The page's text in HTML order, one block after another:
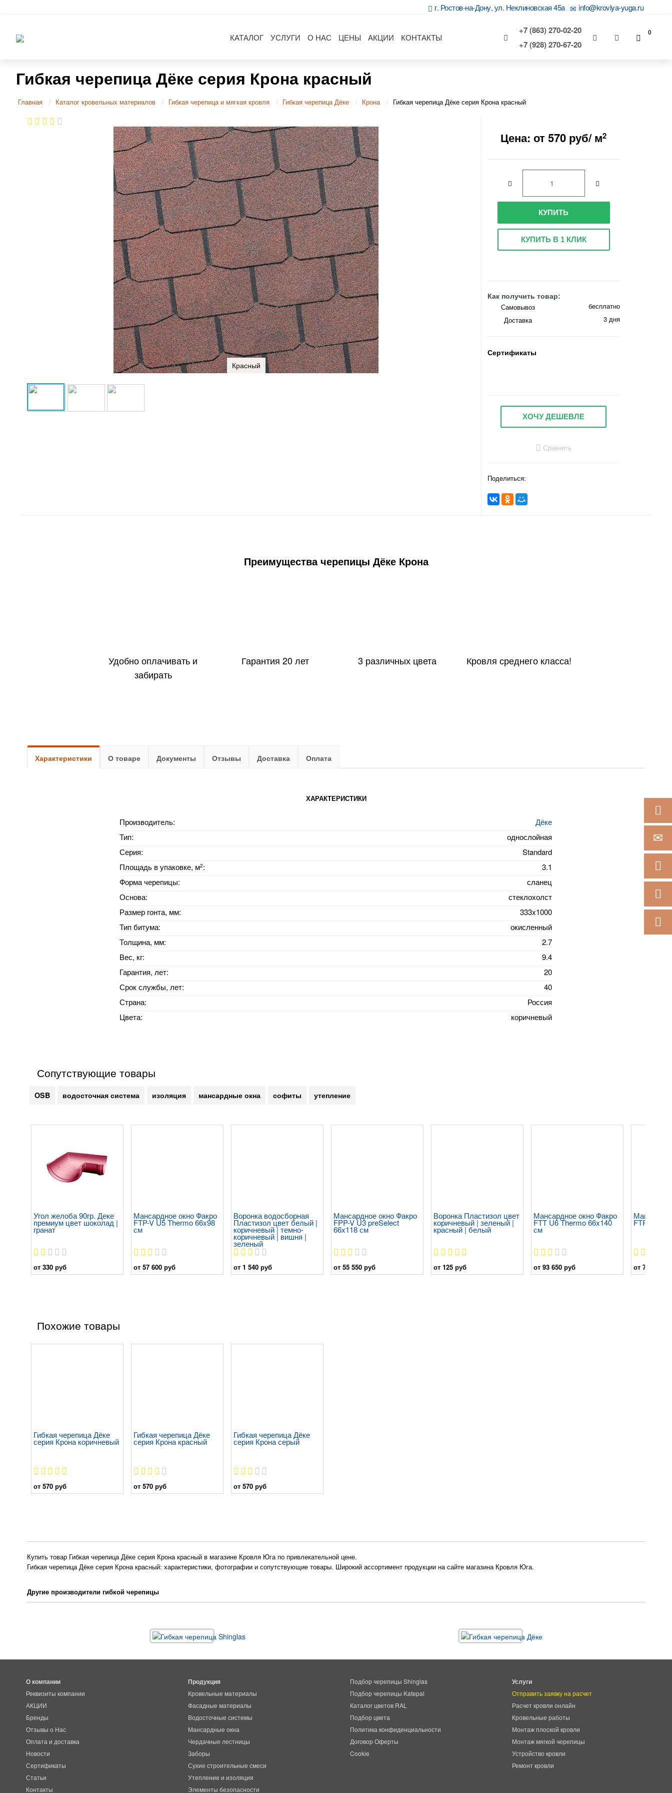
г. Ростов-на-Дону, ул. Неклиновская 45a info@krovlya-yuga.ru
+7 (863) 270-02-20
+7 (928) 270-67-20
0
КАТАЛОГ УСЛУГИ О НАС ЦЕНЫ АКЦИИ КОНТАКТЫ
Гибкая черепица Дёке серия Крона красный
Главная Каталог кровельных материалов Гибкая черепица и мягкая кровля Гибкая черепица Дёке Крона Гибкая черепица Дёке серия Крона красный
Красный
Цена: от 570 руб/ м2
КУПИТЬ
КУПИТЬ В 1 КЛИК
Как получить товар:
Самовывоз
бесплатно
Доставка
3 дня
Сертификаты
ХОЧУ ДЕШЕВЛЕ
Сравнить
Поделиться:
Преимущества черепицы Дёке Крона
Удобно оплачивать и
забирать
Гарантия 20 лет 3 различных цвета Кровля среднего класса!
Характеристики О товаре Документы Отзывы Доставка Оплата
ХАРАКТЕРИСТИКИ
Производитель:
Дёке
Тип:
однослойная
Серия:
Standard
Площадь в упаковке, м2:
3.1
Форма черепицы:
сланец
Основа:
стеклохолст
Размер гонта, мм:
333x1000
Тип битума:
окисленный
Толщина, мм:
2.7
Вес, кг:
9.4
Гарантия, лет:
20
Срок службы, лет:
40
Страна:
Россия
Цвета:
коричневый
Сопутствующие товары
OSB водосточная система изоляция мансардные окна софиты утепление
Угол желоба 90гр. Деке
премиум цвет шоколад |
гранат
от 330 руб
Мансардное окно Факро
FTP-V U5 Thermo 66x98
см
от 57 600 руб
Воронка водосборная
Пластизол цвет белый |
коричневый | темно-
коричневый | вишня |
зеленый
от 1 540 руб
Мансардное окно Факро
FPP-V U3 preSelect
66x118 см
от 55 550 руб
Воронка Пластизол цвет
коричневый | зеленый |
красный | белый
от 125 руб
Мансардное окно Факро
FTT U6 Thermo 66x140
см
от 93 650 руб
FTP-V U4
от 70 700
Похожие товары
Гибкая черепица Дёке
серия Крона коричневый
от 570 руб
Гибкая черепица Дёке
серия Крона красный
от 570 руб
Гибкая черепица Дёке
серия Крона серый
от 570 руб
Купить товар Гибкая черепица Дёке серия Крона красный в магазине Кровля Юга по привлекательной цене.
Гибкая черепица Дёке серия Крона красный: характеристики, фотографии и сопутствующие товары. Широкий ассортимент продукции на сайте магазина Кровля Юга.
Другие производители гибкой черепицы
О компании
Реквизиты компании
АКЦИИ
Бренды
Отзывы о Нас
Оплата и доставка
Новости
Сертификаты
Статьи
Контакты
Продукция
Кровельные материалы
Фасадные материалы
Водосточные системы
Мансардные окна
Чердачные лестницы
Заборы
Сухие строительные смеси
Утепление и изоляция
Элементы безопасности
Подбор черепицы Shinglas
Подбор черепицы Katepal
Каталог цветов RAL
Подбор цвета
Политика конфиденциальности
Договор Оферты
Cookie
Услуги
Отправить заявку на расчет
Расчет кровли онлайн
Кровельные работы
Монтаж плоской кровли
Монтаж мягкой черепицы
Устройство кровли
Ремонт кровли